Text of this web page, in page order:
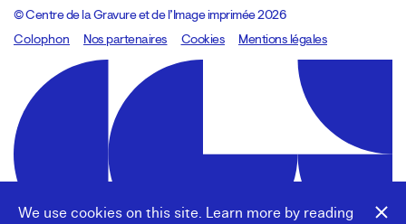
We use cookies on this site. Learn more by reading
© Centre de la Gravure et de l’Image imprimée 2026
Colophon
Design:Marcel Kaczmarek, code:8080.studio
Nos partenaires Cookies Mentions légales